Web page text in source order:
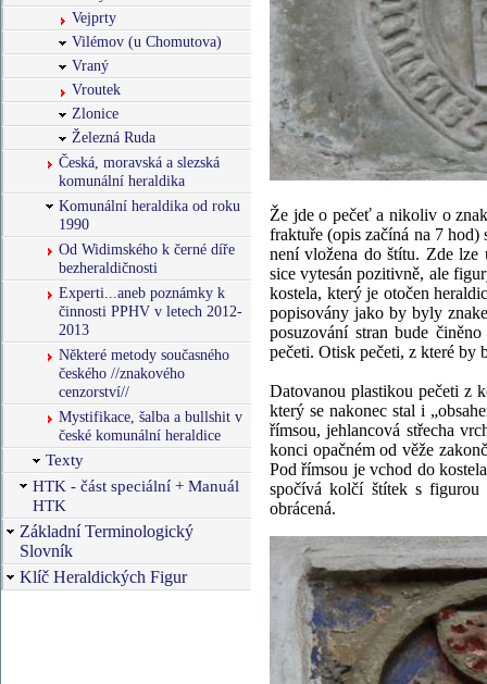
Vejprty
Vilémov (u Chomutova)
Vraný
Vroutek
Zlonice
Železná Ruda
Česká, moravská a slezská
komunální heraldika
Komunální heraldika od roku
1990
Od Widimského k černé díře
bezheraldičnosti
Experti...aneb poznámky k
činnosti PPHV v letech 2012-
2013
Některé metody současného
českého //znakového
cenzorství//
Mystifikace, šalba a bullshit v
české komunální heraldice
Texty
HTK - část speciální + Manuál
HTK
Základní Terminologický
Slovník
Klíč Heraldických Figur
Že jde o pečeť a nikoliv o
fraktuře (opis začíná na 7
není vložena do štítu. Zde lze
sice vytesán pozitivně, ale
kostela, který je otočen
popisovány jako by byly
posuzování stran bude
pečeti. Otisk pečeti, z které by
Datovanou plastikou pečeti z
který se nakonec stal i
římsou, jehlancová střecha
konci opačném od věže
Pod římsou je vchod do
spočívá kolčí štítek s figurou
obrácená.